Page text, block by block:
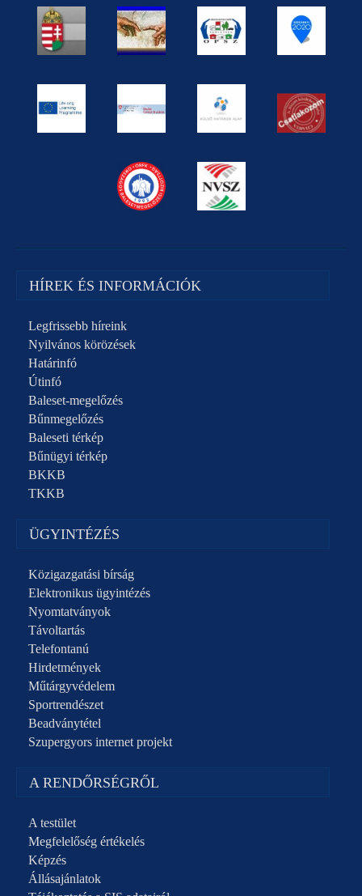
HÍREK ÉS INFORMÁCIÓK
Legfrissebb híreink
Nyilvános körözések
Határinfó
Útinfó
Baleset-megelőzés
Bűnmegelőzés
Baleseti térkép
Bűnügyi térkép
BKKB
TKKB
ÜGYINTÉZÉS
Közigazgatási bírság
Elektronikus ügyintézés
Nyomtatványok
Távoltartás
Telefontanú
Hirdetmények
Műtárgyvédelem
Sportrendészet
Beadványtétel
Szupergyors internet projekt
A RENDŐRSÉGRŐL
A testület
Megfelelőség értékelés
Képzés
Állásajánlatok